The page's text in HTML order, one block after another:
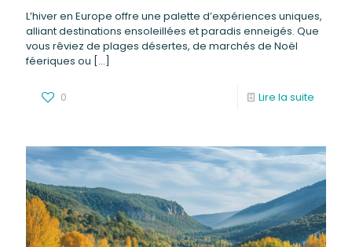
L’hiver en Europe offre une palette d’expériences uniques,
alliant destinations ensoleillées et paradis enneigés. Que
vous rêviez de plages désertes, de marchés de Noël
féeriques ou […]
0 Lire la suite